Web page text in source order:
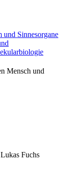
und Sinnesorgane
Mensch und
Lukas Fuchs